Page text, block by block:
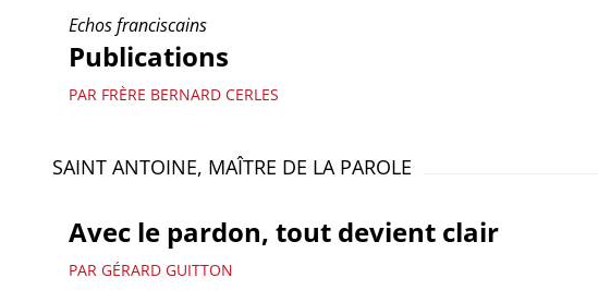
Echos franciscains
Publications
PAR FRÈRE BERNARD CERLES
SAINT ANTOINE, MAÎTRE DE LA PAROLE
Avec le pardon, tout devient clair
PAR GÉRARD GUITTON